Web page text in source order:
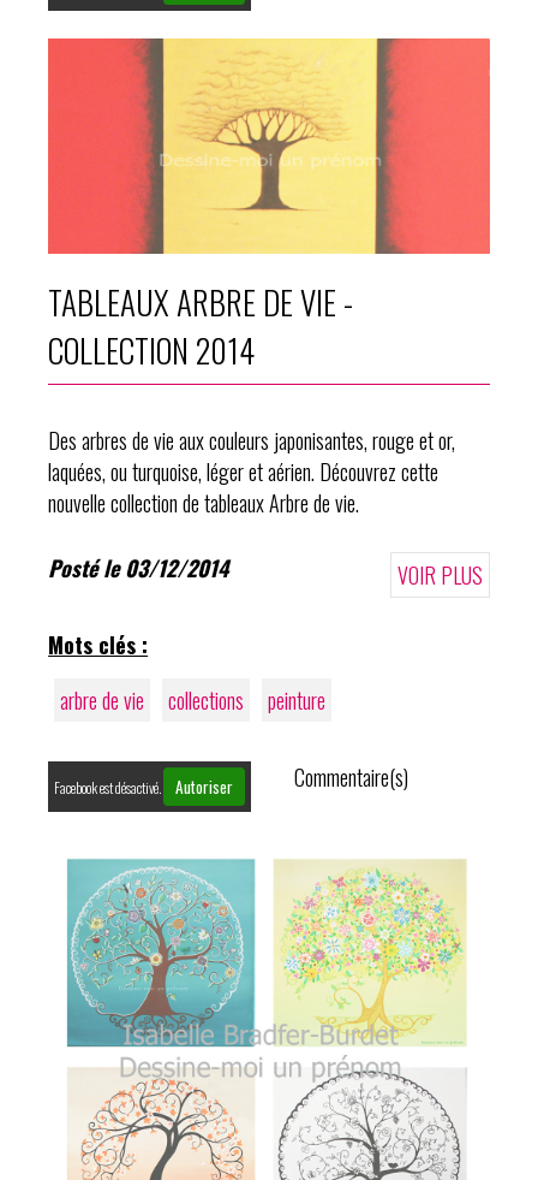
TABLEAUX ARBRE DE VIE -
COLLECTION 2014
Des arbres de vie aux couleurs japonisantes, rouge et or,
laquées, ou turquoise, léger et aérien. Découvrez cette
nouvelle collection de tableaux Arbre de vie.
Posté le 03/12/2014 VOIR PLUS
Mots clés :
arbre de vie
collections peinture
Facebook est désactivé. Autoriser Commentaire(s)